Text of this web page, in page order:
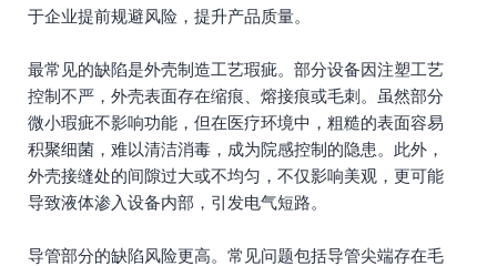
于企业提前规避风险，提升产品质量。
最常见的缺陷是外壳制造工艺瑕疵。部分设备因注塑工艺
控制不严，外壳表面存在缩痕、熔接痕或毛刺。虽然部分
微小瑕疵不影响功能，但在医疗环境中，粗糙的表面容易
积聚细菌，难以清洁消毒，成为院感控制的隐患。此外，
外壳接缝处的间隙过大或不均匀，不仅影响美观，更可能
导致液体渗入设备内部，引发电气短路。
导管部分的缺陷风险更高。常见问题包括导管尖端存在毛